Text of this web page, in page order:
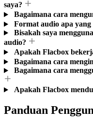
saya?
Bagaimana cara
Format audio apa
Bisakah saya
audio?
Apakah Flacbox
Bagaimana cara
Bagaimana cara
Apakah Flacbox
Panduan